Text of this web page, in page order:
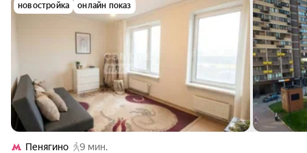
новостройка онлайн показ
Пенягино
9 мин.